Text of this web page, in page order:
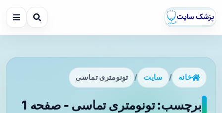
خانه / سایت / تونومتری تماسی
برچسب: تونومتری تماسی - صفحه 1